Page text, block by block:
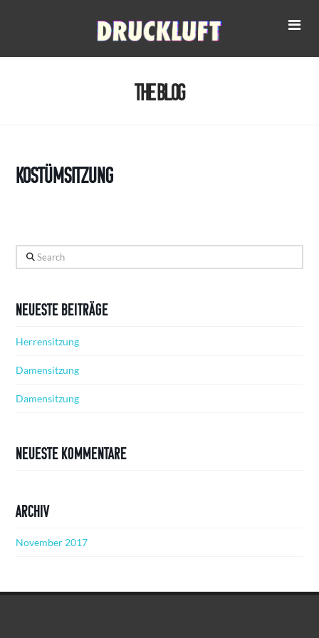
The Blog
Kostümsitzung
Search
Neueste Beiträge
Herrensitzung
Damensitzung
Damensitzung
Neueste Kommentare
Archiv
November 2017